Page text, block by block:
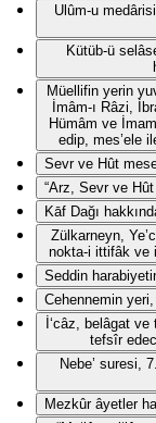
Ulûm-u
Kütüb-ü
Müellifin yerin
İmâm-ı Râzi,
Hümâm ve
edip, mes’ele
Sevr ve Hût
“Arz, Sevr ve
Kāf Dağı
Zülkarneyn,
nokta-i ittifâk ve
Seddin
Cehennemin
İ‘câz, belâgat ve
tefsîr
Nebe’ suresi,
Mezkûr âyetler